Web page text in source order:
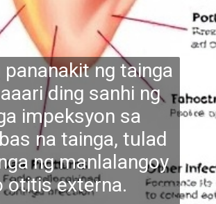
pananakit ng tainga
ding sanhi ng
impeksyon sa
na tainga, tulad
ng manlalangoy
otitis externa.